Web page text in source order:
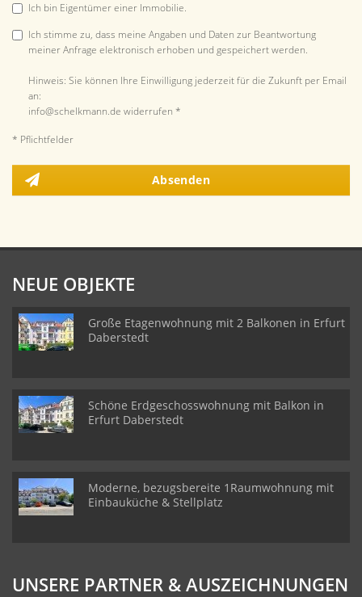
Ich bin Eigentümer einer Immobilie.
Ich stimme zu, dass meine Angaben und Daten zur Beantwortung
meiner Anfrage elektronisch erhoben und gespeichert werden.
Hinweis: Sie können Ihre Einwilligung jederzeit für die Zukunft per Email
an:
info@schelkmann.de widerrufen *
* Pflichtfelder
Absenden
NEUE OBJEKTE
Große Etagenwohnung mit 2 Balkonen in Erfurt
Daberstedt
Schöne Erdgeschosswohnung mit Balkon in
Erfurt Daberstedt
Moderne, bezugsbereite 1Raumwohnung mit
Einbauküche & Stellplatz
UNSERE PARTNER & AUSZEICHNUNGEN